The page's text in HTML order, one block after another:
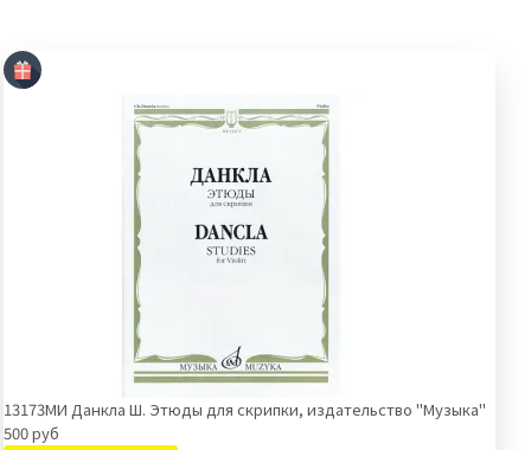
13173МИ Данкла Ш. Этюды для скрипки, издательство "Музыка"
500 руб